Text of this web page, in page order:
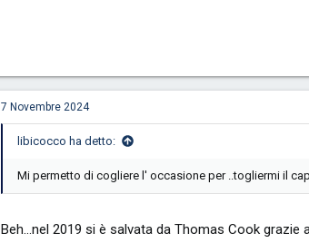
7 Novembre 2024
libicocco ha detto:
Mi permetto di cogliere l' occasione per ..togliermi il
Beh...nel 2019 si è salvata da Thomas Cook grazie